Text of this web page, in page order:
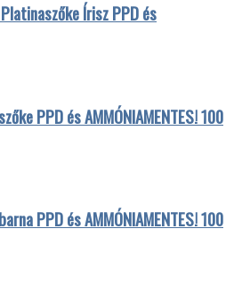
Írisz PPD és
PPD és AMMÓNIAMENTES! 100
PPD és AMMÓNIAMENTES! 100